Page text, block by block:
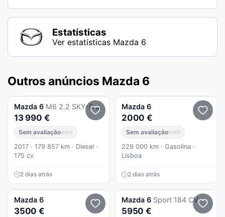
Estatísticas
Ver estatísticas Mazda 6
Outros anúncios Mazda 6
Mazda 6 M6 2.2 SKY-D Excellence P.Leather White+Cruise Pack+TAE+Navi
13 990 €
Sem avaliação
2017 · 179 857 km · Diesel ·
175 cv
2 dias atrás
Mazda 6
2000 €
Sem avaliação
229 000 km · Gasolina ·
Lisboa
2 dias atrás
Mazda 6
3500 €
Mazda 6 Sport 184 CV
5950 €